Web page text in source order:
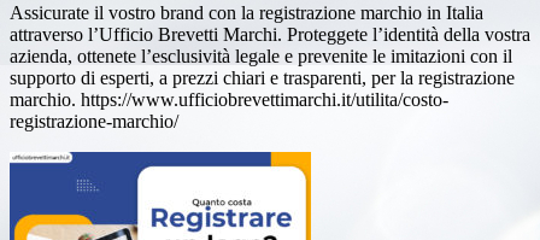
Assicurate il vostro brand con la registrazione marchio in Italia
attraverso l’Ufficio Brevetti Marchi. Proteggete l’identità della vostra
azienda, ottenete l’esclusività legale e prevenite le imitazioni con il
supporto di esperti, a prezzi chiari e trasparenti, per la registrazione
marchio. https://www.ufficiobrevettimarchi.it/utilita/costo-
registrazione-marchio/